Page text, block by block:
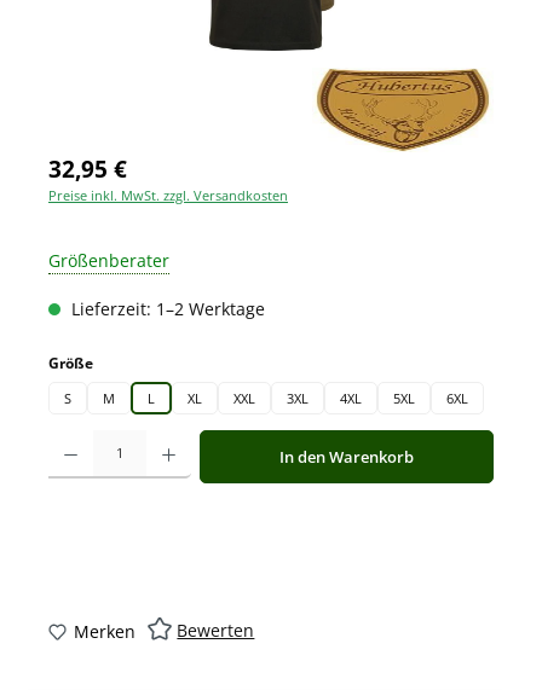
32,95 €
Preise inkl. MwSt. zzgl. Versandkosten
Größenberater
Lieferzeit: 1–2 Werktage
Größeauswählen
S M L XL XXL 3XL 4XL 5XL 6XL
Produkt Anzahl: Gib den gewünschten Wert ein oder benutze die
In den Warenkorb
Merken Bewerten